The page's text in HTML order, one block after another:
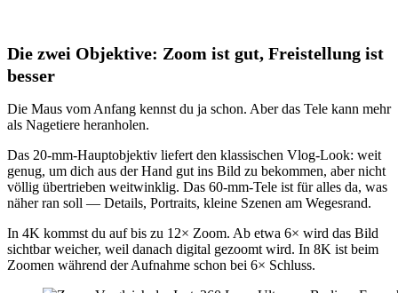
Die zwei Objektive: Zoom ist gut, Freistellung ist
besser
Die Maus vom Anfang kennst du ja schon. Aber das Tele kann mehr
als Nagetiere heranholen.
Das 20-mm-Hauptobjektiv liefert den klassischen Vlog-Look: weit
genug, um dich aus der Hand gut ins Bild zu bekommen, aber nicht
völlig übertrieben weitwinklig. Das 60-mm-Tele ist für alles da, was
näher ran soll — Details, Portraits, kleine Szenen am Wegesrand.
In 4K kommst du auf bis zu 12× Zoom. Ab etwa 6× wird das Bild
sichtbar weicher, weil danach digital gezoomt wird. In 8K ist beim
Zoomen während der Aufnahme schon bei 6× Schluss.